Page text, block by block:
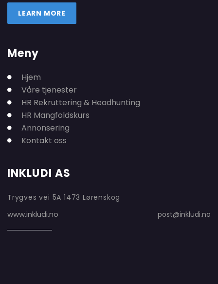
LEARN MORE
Meny
Hjem
Våre tjenester
HR Rekruttering & Headhunting
HR Mangfoldskurs
Annonsering
Kontakt oss
INKLUDI AS
Trygves vei 5A 1473 Lørenskog
www.inkludi.no post@inkludi.no